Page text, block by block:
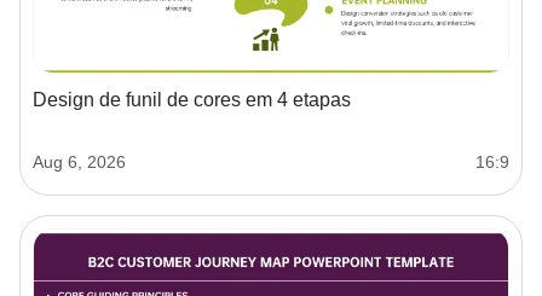
Design de funil de cores em 4 etapas
Aug 6, 2026 16:9